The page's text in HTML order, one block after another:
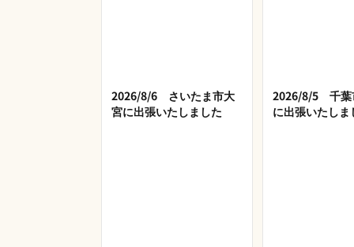
2026/8/6 さいたま市大
宮に出張いたしました
2026/8/5 千葉
に出張いたしま